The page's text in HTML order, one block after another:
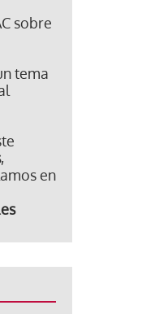
sobre
tema
,
en